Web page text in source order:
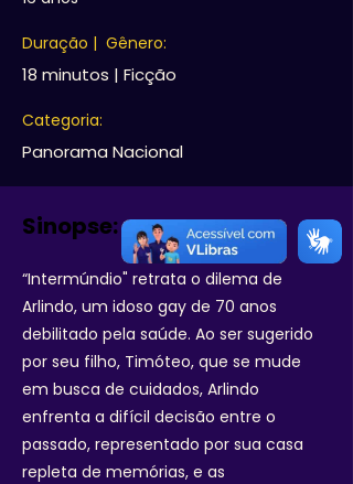
Duração | Gênero:
18 minutos | Ficção
Categoria:
Panorama Nacional
Sinopse:
“Intermúndio" retrata o dilema de
Arlindo, um idoso gay de 70 anos
debilitado pela saúde. Ao ser sugerido
por seu filho, Timóteo, que se mude
em busca de cuidados, Arlindo
enfrenta a difícil decisão entre o
passado, representado por sua casa
repleta de memórias, e as